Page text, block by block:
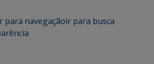
para navegaçãoir para busca